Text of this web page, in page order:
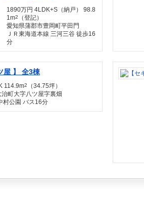
1890万円 4LDK+S（納戸） 98.8
1m2
（登記）
愛知県蒲郡市豊岡町平田門
ＪＲ東海道本線 三河三谷 徒歩16
分
屋 】 全3棟
114.9m2
（34.75坪）
町大字八ツ屋字裏畑
村公園 バス16分